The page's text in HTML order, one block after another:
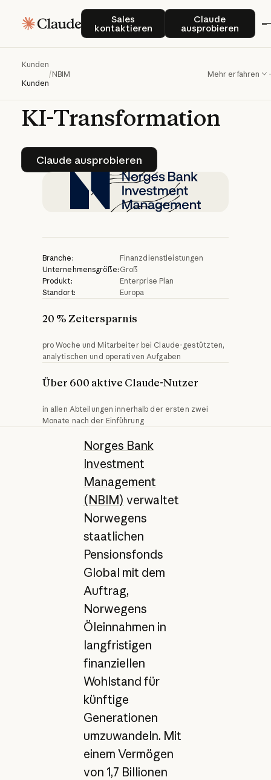
Sales
kontaktieren
Sales kontaktierenClaude
ausprobieren
Claude
Kunden
Kunden
/NBIM Mehr erfahren
NBIMbeschleunigt
dasSovereign-
Wealth-Management
durch
KI-Transformation
Claude ausprobieren
Claude ausprobieren
Branche:
Finanzdienstleistungen
Unternehmensgröße: Groß
Produkt:
Enterprise Plan
Standort:
Europa
20 % Zeitersparnis
pro Woche und Mitarbeiter bei Claude-gestützten,
analytischen und operativen Aufgaben
Über 600 aktive Claude-Nutzer
in allen Abteilungen innerhalb der ersten zwei
Monate nach der Einführung
Norges Bank
Investment
Management
(NBIM) verwaltet
Norwegens
staatlichen
Pensionsfonds
Global mit dem
Auftrag,
Norwegens
Öleinnahmen in
langfristigen
finanziellen
Wohlstand für
künftige
Generationen
umzuwandeln. Mit
einem Vermögen
von 1,7 Billionen